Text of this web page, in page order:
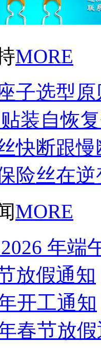
MORE
子选型原
装自恢
快断跟
险丝在
MORE
年端
放假通知
开工通知
春节放